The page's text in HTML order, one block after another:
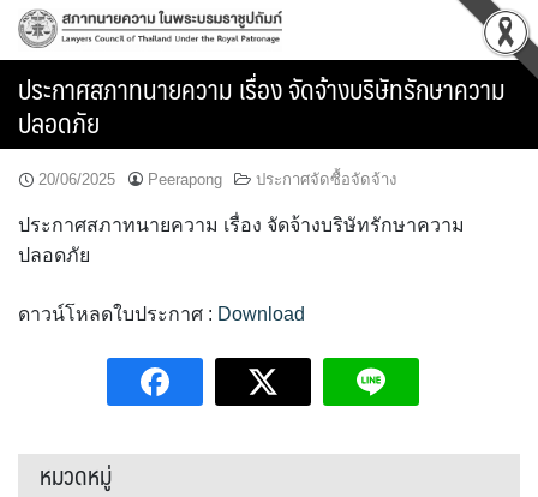
Skip
ประกาศสภาทนายความ เรื่อง จัดจ้างบริษัทรักษาความ
ปลอดภัย
20/06/2025 Peerapong ประกาศจัดซื้อจัดจ้าง
ประกาศสภาทนายความ เรื่อง จัดจ้างบริษัทรักษาความ
ปลอดภัย
ดาวน์โหลดใบประกาศ : Download
หมวดหมู่